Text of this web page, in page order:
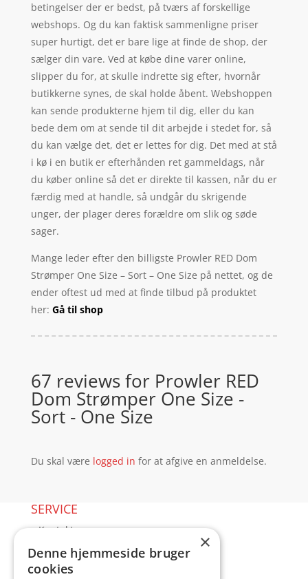
betingelser der er bedst, på tværs af forskellige
webshops. Og du kan faktisk sammenligne priser
super hurtigt, det er bare lige at finde de shop, der
sælger din vare. Ved at købe dine varer online,
slipper du for, at skulle indrette sig efter, hvornår
butikkerne synes, de skal holde åbent. Webshoppen
kan sende produkterne hjem til dig, eller du kan
bede dem om at sende til dit arbejde i stedet for, så
du kan vælge det, det er lettes for dig. Det med at stå
i kø i en butik er efterhånden ret gammeldags, når
du køber online så det er direkte til kassen, når du er
færdig med at handle, så undgår du skrigende
unger, der plager deres forældre om slik og søde
sager.
Mange leder efter den billigste Prowler RED Dom
Strømper One Size – Sort – One Size på nettet, og de
ender oftest ud med at finde tilbud på produktet
her: Gå til shop
67 reviews for Prowler RED
Dom Strømper One Size -
Sort - One Size
Du skal være logged in for at afgive en anmeldelse.
SERVICE
▸ Kontakt
▸ Kundeservice
▸ Sex guides
×
Denne hjemmeside bruger
cookies